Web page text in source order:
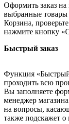
Оформить заказ на
выбранные товары
Корзина,
нажмите кнопку
Быстрый заказ
Функция «Быстрый
проходить всю
Вы заполняете
менеджер
на вопросы,
также подскажет о